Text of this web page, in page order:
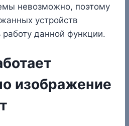
невозможно, поэтому
устройств
работу данной функции.
изображение